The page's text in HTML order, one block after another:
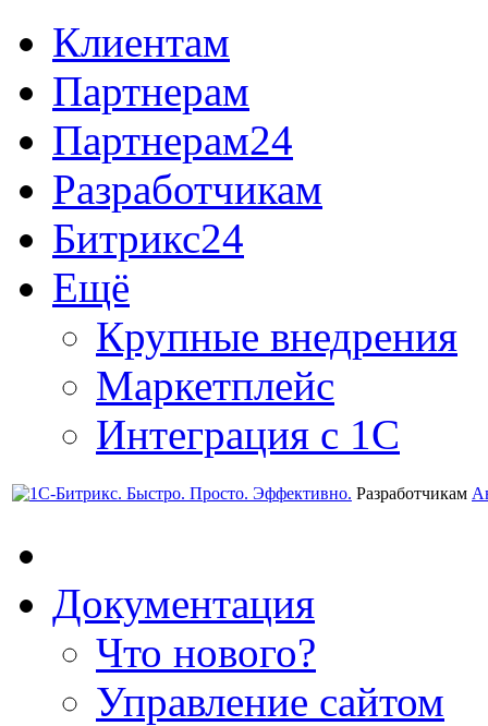
Клиентам
Партнерам
Партнерам24
Разработчикам
Битрикс24
Ещё
Крупные внедрения
Маркетплейс
Интеграция с 1С
Разработчикам
Документация
Что нового?
Управление сайтом